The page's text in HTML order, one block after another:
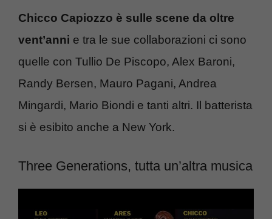
Chicco Capiozzo è sulle scene da oltre
vent’anni e tra le sue collaborazioni ci sono
quelle con Tullio De Piscopo, Alex Baroni,
Randy Bersen, Mauro Pagani, Andrea
Mingardi, Mario Biondi e tanti altri. Il batterista
si è esibito anche a New York.
Three Generations, tutta un’altra musica